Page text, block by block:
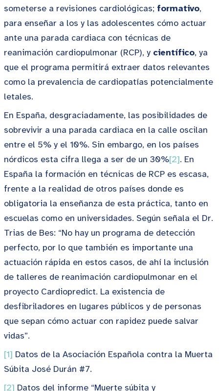
someterse a revisiones cardiológicas; formativo,
para enseñar a los y las adolescentes cómo actuar
ante una parada cardiaca con técnicas de
reanimación cardiopulmonar (RCP), y científico, ya
que el programa permitirá extraer datos relevantes
como la prevalencia de cardiopatías potencialmente
letales.
En España, desgraciadamente, las posibilidades de
sobrevivir a una parada cardiaca en la calle oscilan
entre el 5% y el 10%. Sin embargo, en los países
nórdicos esta cifra llega a ser de un 30%[2]. En
España la formación en técnicas de RCP es escasa,
frente a la realidad de otros países donde es
obligatoria la enseñanza de esta práctica, tanto en
escuelas como en universidades. Según señala el Dr.
Trias de Bes: “No hay un programa de detección
perfecto, por lo que también es importante una
actuación rápida en estos casos, de ahí la inclusión
de talleres de reanimación cardiopulmonar en el
proyecto Cardiopredict. La existencia de
desfibriladores en lugares públicos y de personas
que sepan cómo actuar con rapidez puede salvar
vidas”.
[1] Datos de la Asociación Española contra la Muerta
Súbita José Durán #7.
[2] Datos del informe “Muerte súbita y